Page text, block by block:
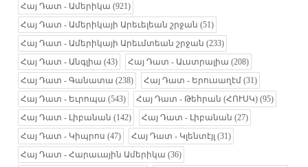
Հայ Դատ - Ամերիկա (921)
Հայ Դատ - Ամերիկայի Արեւելեան շրջան (51)
Հայ Դատ - Ամերիկայի Արեւմտեան շրջան (233)
Հայ Դատ - Անգլիա (43) Հայ Դատ - Աւստրալիա (208)
Հայ Դատ - Գանատա (238) Հայ Դատ - Երուսաղէմ (31)
Հայ Դատ - Եւրոպա (543) Հայ Դատ - Թեհրան (ՀՈՒՍԿ) (95)
Հայ Դատ - Լիբանան (142) Հայ Դատ - Լիբանան (27)
Հայ Դատ - Կիպրոս (47) Հայ Դատ - Կլենտէյլ (31)
Հայ Դատ - Հարաւային Ամերիկա (36)